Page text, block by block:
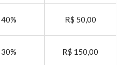
40% R$ 50,00
30% R$ 150,00